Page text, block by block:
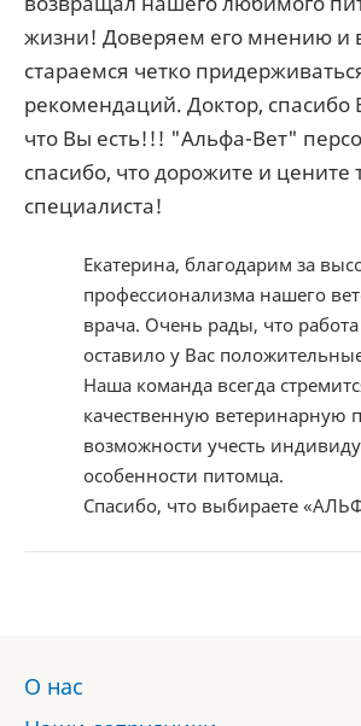
жизни! Доверяем его мнению и
стараемся четко
рекомендаций. Доктор, спасибо
что Вы есть!!! "Альфа-Вет"
спасибо, что дорожите и цените
специалиста!
Екатерина, благодарим за
профессионализма нашего
врача. Очень рады, что
оставило у Вас
Наша команда всегда
качественную ветеринарную
возможности учесть
особенности питомца.
Спасибо, что выбираете
О нас